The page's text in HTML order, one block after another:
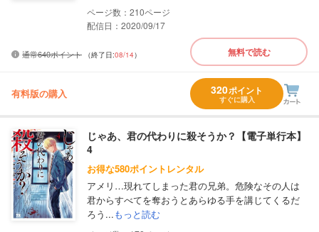
210
配信日：2020/09/17
通常640ポイント （終了日:08/14） 無料で読む
有料版の購入 320ポイント
すぐに購入
じゃあ、君の代わりに殺そうか？【電子単行本】
4
お得な580ポイントレンタル
アメリ…現れてしまった君の兄弟。危険なその人は
君からすべてを奪おうとあらゆる手を講じてくるだ
ろう...もっと読む